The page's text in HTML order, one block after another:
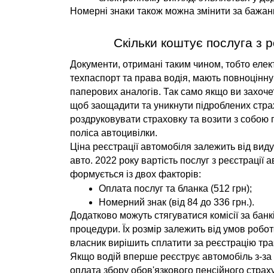
Номерні знаки також можна змінити за
Скільки коштує послуга з
Документи, отримані таким чином, тобто
техпаспорт та права водія, мають
паперових аналогів. Так само якщо ви
щоб заощадити та уникнути підроблених
роздруковувати страховку та возити з
поліса автоцивілки.
Ціна реєстрації автомобіля залежить від
авто. 2022 року вартість послуг з реєстрації
формується із двох факторів:
Оплата послуг та бланка (512 грн);
Номерний знак (від 84 до 336 грн.).
Додатково можуть стягуватися комісії за
процедури. Їх розмір залежить від умов
власник вирішить сплатити за реєстрацію
Якщо водій вперше реєструє автомобіль з-
оплата збору обов'язкового пенсійного